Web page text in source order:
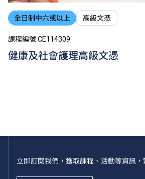
全日制中六或以上 高級文憑
課程編號 CE114309
健康及社會護理高級文憑
立即訂閱我們，獲取課程、活動等資訊，